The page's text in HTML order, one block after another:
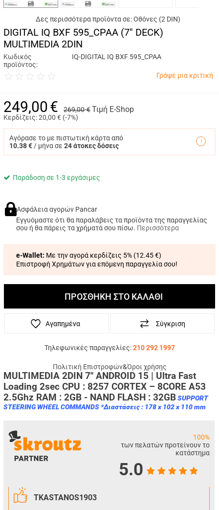
Δες περισσότερα προϊόντα σε: Οθόνες (2 DIN)
DIGITAL IQ BXF 595_CPAA (7'' DECK)
MULTIMEDIA 2DIN
Κωδικός
προϊόντος:
IQ-DIGITAL IQ BXF 595_CPAA
Γράψε μια κριτική
249,00€ 269,00 €Τιμή E-Shop
Κερδίζεις:20,00 € (-7%)
Αγόρασε το με πιστωτική κάρτα από
10.38 € / μήνα σε 24 άτοκες δόσεις
Παράδοση σε 1-3 εργάσιμες
Ασφάλεια αγορών Pancar
Εγγυόμαστε ότι θα παραλάβεις τα προϊόντα της παραγγελίας
σου ή θα πάρεις τα χρήματά σου πίσω. Περισσότερα
e-Wallet: Με την αγορά κερδίζεις 5% (12.45 €)
Επιστροφή Χρημάτων για επόμενη παραγγελία σου!
ΠΡΟΣΘΗΚΗ ΣΤΟ ΚΑΛΑΘΙ
Αγαπημένα Σύγκριση
Τηλεφωνικές παραγγελίες: 210 292 1997
Πολιτική Επιστροφών&Όροι χρήσης
MULTIMEDIA 2DIN 7'' ANDROID 15 | Ultra Fast
Loading 2sec CPU : 8257 CORTEX – 8CORE A53
2.5Ghz RAM : 2GB - NAND FLASH : 32GBSUPPORT
STEERING WHEEL COMMANDS *Διαστάσεις : 178 x 102 x 110 mm
100%
των πελατών προτείνουν το
κατάστημα
5.0
TKASTANOS1903